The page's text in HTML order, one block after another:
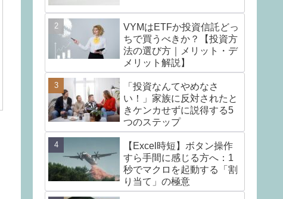
VYMはETFか投資信託どっ
ちで買うべきか？【投資方
法の選び方｜メリット・デ
メリット解説】
「投資なんてやめなさ
い！」家族に反対されたと
きケンカせずに説得する5
つのステップ
【Excel時短】ボタン操作
すら手間に感じる方へ：1
秒でマクロを起動する「割
り当て」の極意